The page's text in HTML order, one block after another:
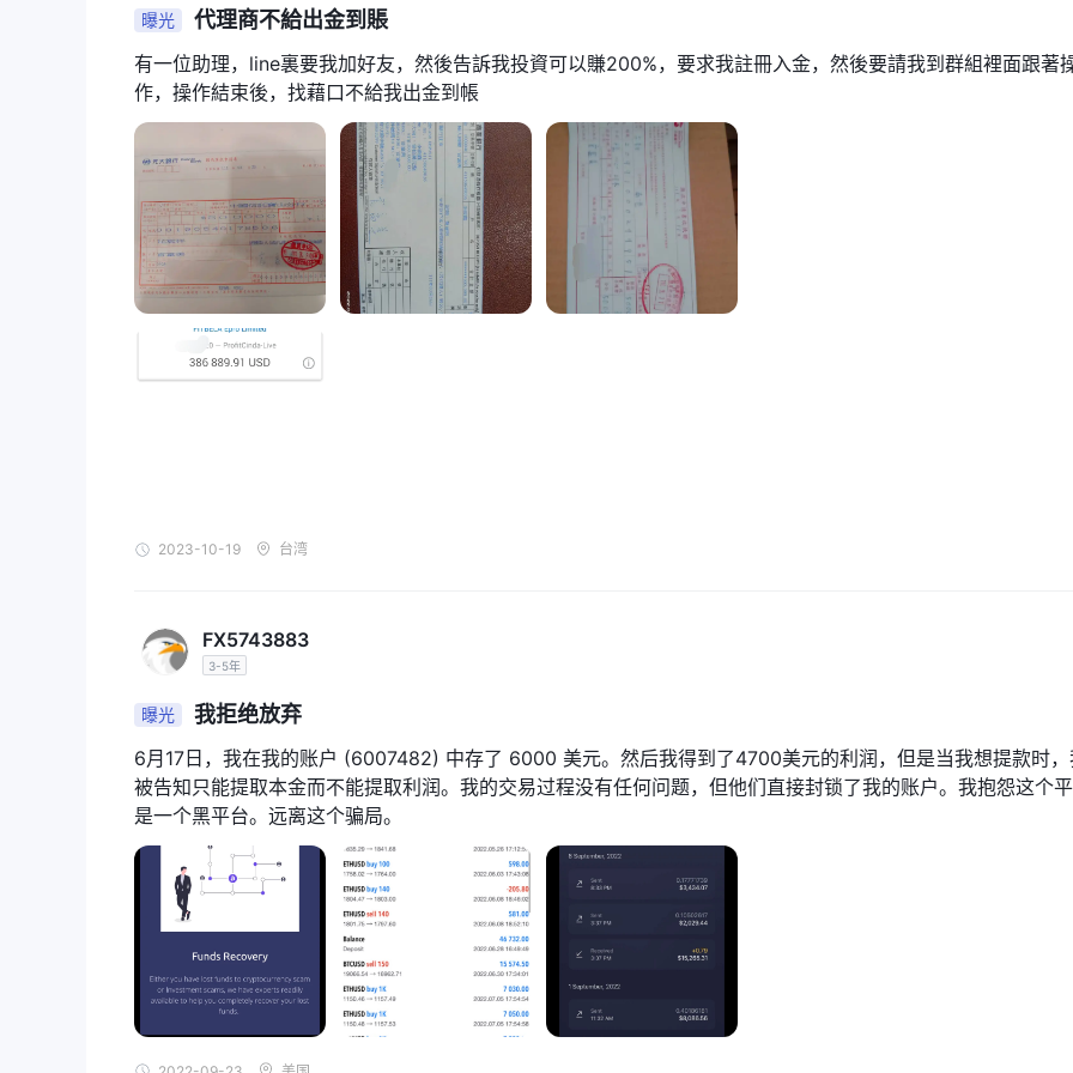
曝光 代理商不給出金到賬
有一位助理，line裏要我加好友，然後告訴我投資可以賺200%，要求我註冊入金，然後要請我到群組裡面跟著
作，操作結束後，找藉口不給我出金到帳
2023-10-19 台湾
FX5743883
3-5年
曝光 我拒绝放弃
6月17日，我在我的账户 (6007482) 中存了 6000 美元。然后我得到了4700美元的利润，但是当我想提款时
被告知只能提取本金而不能提取利润。我的交易过程没有任何问题，但他们直接封锁了我的账户。我抱怨这个
是一个黑平台。远离这个骗局。